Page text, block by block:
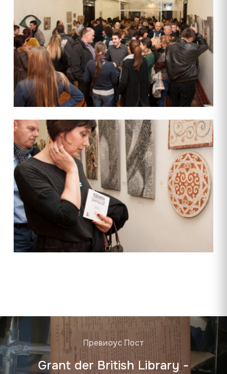
Превиоус Пост
Grant der British Library -